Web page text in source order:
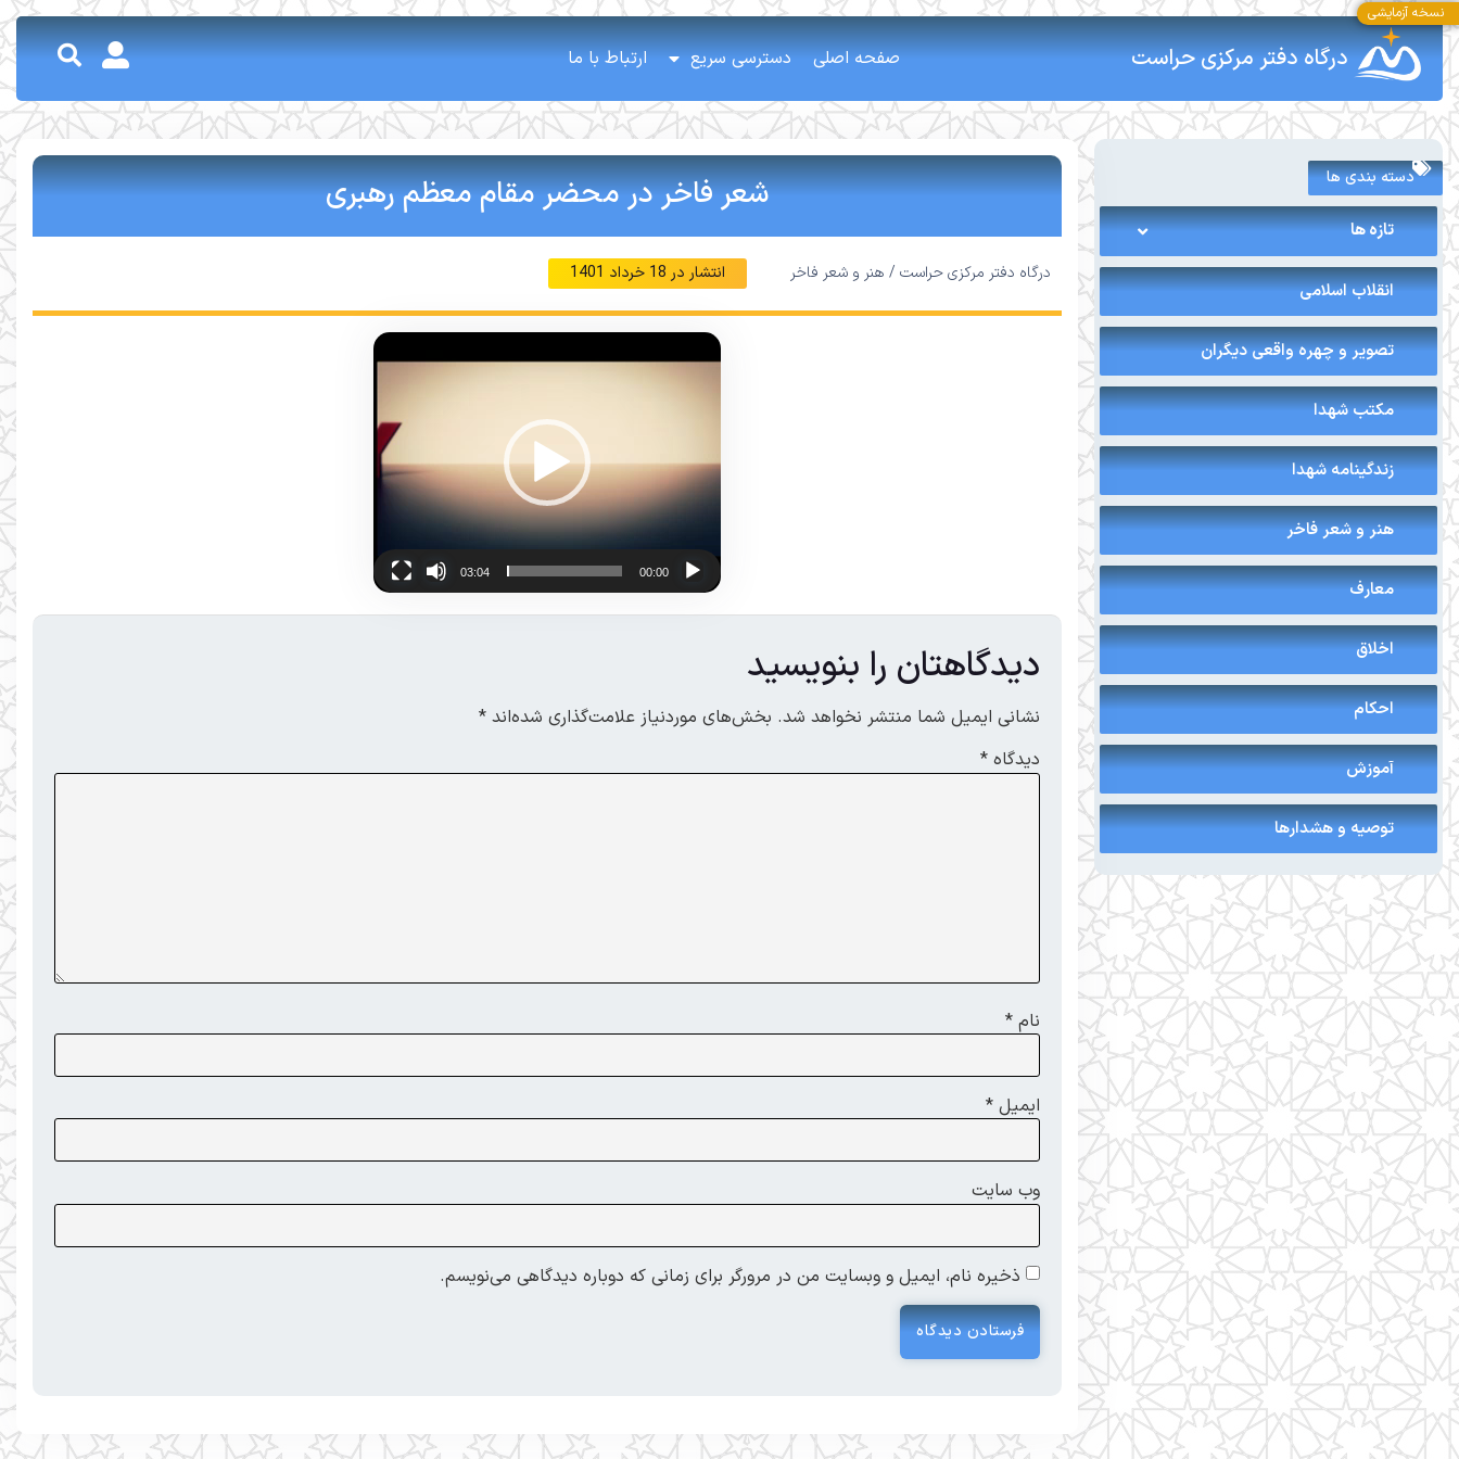
درگاه دفتر مرکزی حراست صفحه اصلی دسترسی سریع ارتباط با ما
دسته بندی ها
تازه ها
انقلاب اسلامی
تصویر و چهره واقعی دیگران
مکتب شهدا
زندگینامه شهدا
هنر و شعر فاخر
معارف
اخلاق
احکام
آموزش
توصیه و هشدارها
شعر فاخر در محضر مقام معظم رهبری
درگاه دفتر مرکزی حراست / هنر و شعر فاخر انتشار در 18 خرداد 1401
00:00
03:04
دیدگاهتان را بنویسید
نشانی ایمیل شما منتشر نخواهد شد. بخش‌های موردنیاز علامت‌گذاری شده‌اند *
دیدگاه *
نام *
ایمیل *
وب‌ سایت
ذخیره نام، ایمیل و وبسایت من در مرورگر برای زمانی که دوباره دیدگاهی می‌نویسم.
نسخه آزمایشی